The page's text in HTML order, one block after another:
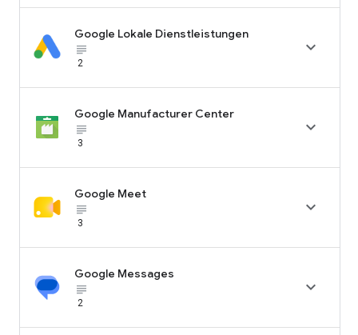
Google Lokale Dienstleistungen
subject_black
2

Google Manufacturer Center
subject_black
3

Google Meet
subject_black
3

Google Messages
subject_black
2
